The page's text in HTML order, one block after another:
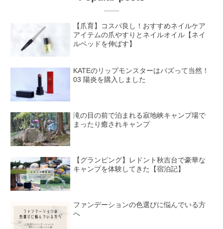
【爪育】コスパ良し！おすすめネイルケア
アイテムの爪やすりとネイルオイル【ネイ
ルベッドを伸ばす】
KATEのリップモンスターはバズって当然！
03 陽炎を購入しました
滝の目の前で泊まれる寂地峡キャンプ場で
まったり癒されキャンプ
【グランピング】レドント秋吉台で豪華な
キャンプを体験してきた【宿泊記】
ファンデーションの色選びに悩んでいる方
へ